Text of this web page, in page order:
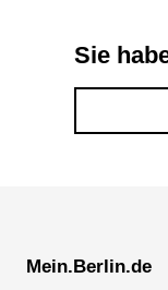
Sie
Mein.Berlin.de